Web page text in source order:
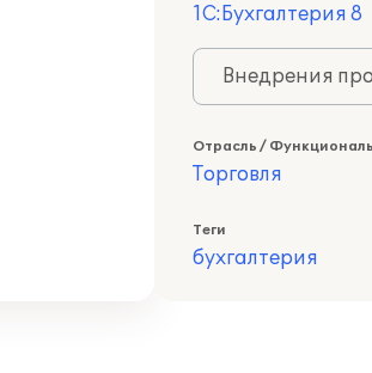
1С:Бухгалтерия 8
Внедрения
Отрасль /
Торговля
Теги
бухгалтерия